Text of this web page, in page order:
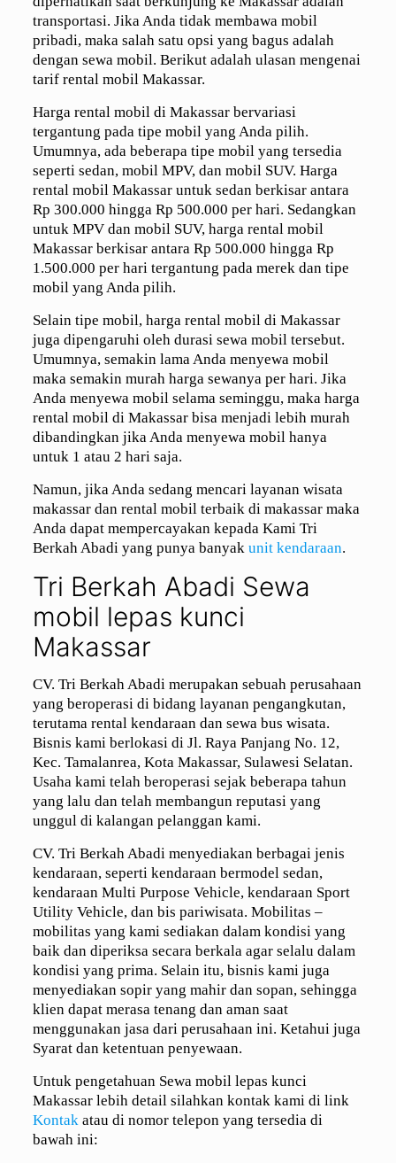
transportasi. Jika Anda tidak membawa mobil
pribadi, maka salah satu opsi yang bagus adalah
dengan sewa mobil. Berikut adalah ulasan mengenai
tarif rental mobil Makassar.
Harga rental mobil di Makassar bervariasi
tergantung pada tipe mobil yang Anda pilih.
Umumnya, ada beberapa tipe mobil yang tersedia
seperti sedan, mobil MPV, dan mobil SUV. Harga
rental mobil Makassar untuk sedan berkisar antara
Rp 300.000 hingga Rp 500.000 per hari. Sedangkan
untuk MPV dan mobil SUV, harga rental mobil
Makassar berkisar antara Rp 500.000 hingga Rp
1.500.000 per hari tergantung pada merek dan tipe
mobil yang Anda pilih.
Selain tipe mobil, harga rental mobil di Makassar
juga dipengaruhi oleh durasi sewa mobil tersebut.
Umumnya, semakin lama Anda menyewa mobil
maka semakin murah harga sewanya per hari. Jika
Anda menyewa mobil selama seminggu, maka harga
rental mobil di Makassar bisa menjadi lebih murah
dibandingkan jika Anda menyewa mobil hanya
untuk 1 atau 2 hari saja.
Namun, jika Anda sedang mencari layanan wisata
makassar dan rental mobil terbaik di makassar maka
Anda dapat mempercayakan kepada Kami Tri
Berkah Abadi yang punya banyak unit kendaraan.
Tri Berkah Abadi Sewa
mobil lepas kunci
Makassar
CV. Tri Berkah Abadi merupakan sebuah perusahaan
yang beroperasi di bidang layanan pengangkutan,
terutama rental kendaraan dan sewa bus wisata.
Bisnis kami berlokasi di Jl. Raya Panjang No. 12,
Kec. Tamalanrea, Kota Makassar, Sulawesi Selatan.
Usaha kami telah beroperasi sejak beberapa tahun
yang lalu dan telah membangun reputasi yang
unggul di kalangan pelanggan kami.
CV. Tri Berkah Abadi menyediakan berbagai jenis
kendaraan, seperti kendaraan bermodel sedan,
kendaraan Multi Purpose Vehicle, kendaraan Sport
Utility Vehicle, dan bis pariwisata. Mobilitas –
mobilitas yang kami sediakan dalam kondisi yang
baik dan diperiksa secara berkala agar selalu dalam
kondisi yang prima. Selain itu, bisnis kami juga
menyediakan sopir yang mahir dan sopan, sehingga
klien dapat merasa tenang dan aman saat
menggunakan jasa dari perusahaan ini. Ketahui juga
Syarat dan ketentuan penyewaan.
Untuk pengetahuan Sewa mobil lepas kunci
Makassar lebih detail silahkan kontak kami di link
Kontakatau di nomor telepon yang tersedia di
bawah ini: